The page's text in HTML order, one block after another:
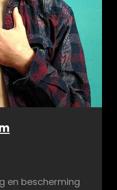
en bescherming